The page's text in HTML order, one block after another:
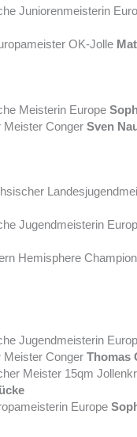
Juniorenmeisterin
OK-Jolle
Meisterin Europe
Meister Conger Sven
Jugendmeisterin
Hemisphere
Jugendmeisterin
Meister Conger Thomas
Meister 15qm
Europe